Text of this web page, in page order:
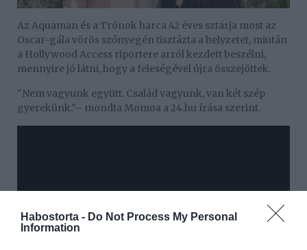
Habostorta - Do Not Process My Personal
Information
Az Aquaman és a Trónok harca 42 éves sztárja most az
Oscar-gála vörös szőnyegén tisztázta a helyzetet, miután
a Hollywood Access riportere arról kezdett beszélni,
mennyire jó látni, hogy a feleségével újra összejöttek.
"Nem vagyunk együtt. Család vagyunk, van két szép
gyerekünk."– mondta Momoa a 24.hu írása szerint.